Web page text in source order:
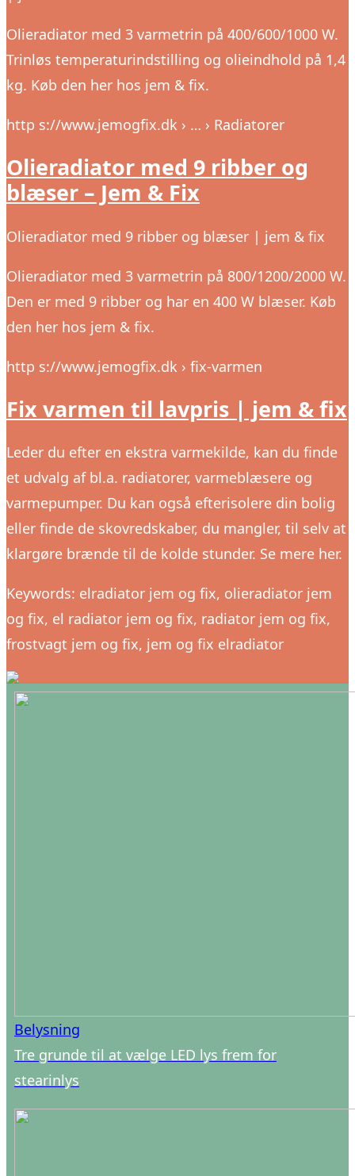
Olieradiator med 3 varmetrin på 400/600/1000 W.
Trinløs temperaturindstilling og olieindhold på 1,4
kg. Køb den her hos jem & fix.
http s://www.jemogfix.dk › … › Radiatorer
Olieradiator med 9 ribber og
blæser – Jem & Fix
Olieradiator med 9 ribber og blæser | jem & fix
Olieradiator med 3 varmetrin på 800/1200/2000 W.
Den er med 9 ribber og har en 400 W blæser. Køb
den her hos jem & fix.
http s://www.jemogfix.dk › fix-varmen
Fix varmen til lavpris | jem & fix
Leder du efter en ekstra varmekilde, kan du finde
et udvalg af bl.a. radiatorer, varmeblæsere og
varmepumper. Du kan også efterisolere din bolig
eller finde de skovredskaber, du mangler, til selv at
klargøre brænde til de kolde stunder. Se mere her.
Keywords: elradiator jem og fix, olieradiator jem
og fix, el radiator jem og fix, radiator jem og fix,
frostvagt jem og fix, jem og fix elradiator
Belysning
Tre grunde til at vælge LED lys frem for
stearinlys